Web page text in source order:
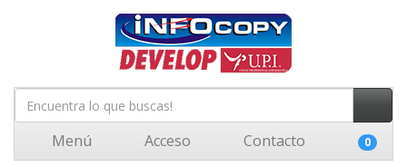
Menú Acceso Contacto 0